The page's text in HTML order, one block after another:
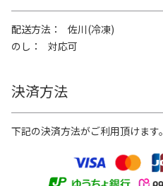
配送方法
佐川(冷凍)
のし
対応可
決済方法
下記の決済方法がご利用頂けます。